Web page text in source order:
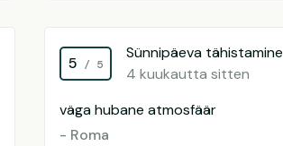
5 / 5
Sünnipäeva tähistamine
4 kuukautta sitten
väga hubane atmosfäär
- Roma